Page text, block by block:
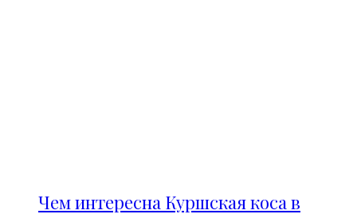
Чем интересна Куршская коса в